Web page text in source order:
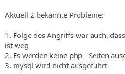
Aktuell 2 bekannte Probleme:
1. Folge des Angriffs war auch,
ist weg
2. Es werden keine php - Seiten
3. mysql wird nicht ausgeführt